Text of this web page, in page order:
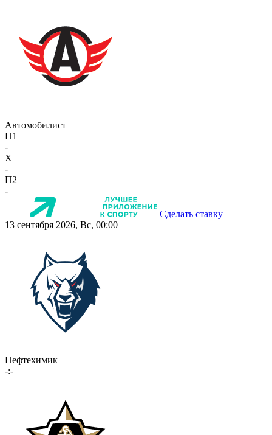
Автомобилист
П1
-
X
-
П2
-
Сделать ставку
13 сентября 2026, Вс, 00:00
Нефтехимик
-:-